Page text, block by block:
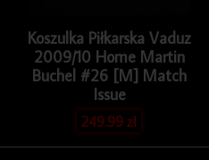
Koszulka Piłkarska Vaduz
2009/10 Home Martin
Buchel #26 [M] Match
Issue
249.99zł